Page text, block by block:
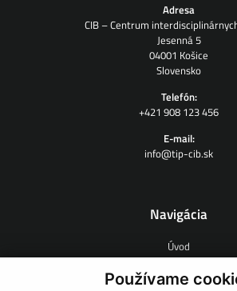
Používame
Adresa
CIB – Centrum
Jesenná 5
04001 Košice
Slovensko
Telefón:
+421 908 123 456
E-mail:
info@tip-cib.sk
Navigácia
Úvod
O nás
Zmluvný výskum